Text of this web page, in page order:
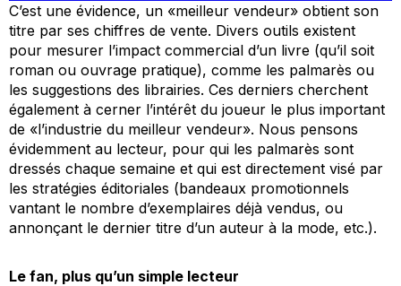
C’est une évidence, un «meilleur vendeur» obtient son
titre par ses chiffres de vente. Divers outils existent
pour mesurer l’impact commercial d’un livre (qu’il soit
roman ou ouvrage pratique), comme les palmarès ou
les suggestions des librairies. Ces derniers cherchent
également à cerner l’intérêt du joueur le plus important
de «l’industrie du meilleur vendeur». Nous pensons
évidemment au lecteur, pour qui les palmarès sont
dressés chaque semaine et qui est directement visé par
les stratégies éditoriales (bandeaux promotionnels
vantant le nombre d’exemplaires déjà vendus, ou
annonçant le dernier titre d’un auteur à la mode, etc.).
Le fan, plus qu’un simple lecteur